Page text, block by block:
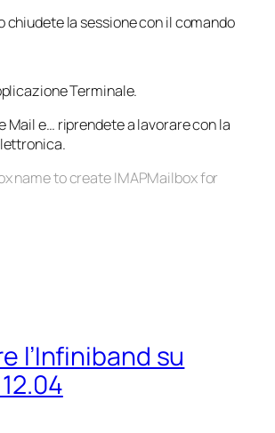
chiudete la sessione con il comando
Terminale.
Mail e… riprendete a lavorare con la
name to create IMAPMailbox for
l’Infiniband su